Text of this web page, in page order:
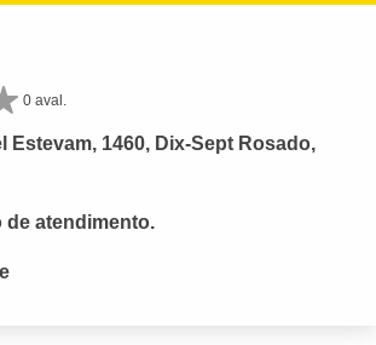
0 aval.
Estevam, 1460, Dix-Sept Rosado,
de atendimento.